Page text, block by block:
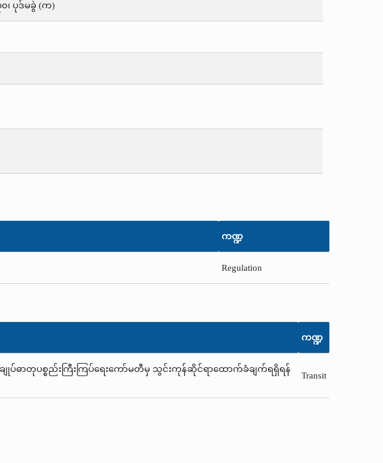
၀၊ ပုဒ်မခွဲ (က)
ကဏ္ဍ
Regulation
ကဏ္ဍ
ျုပ်ဓာတုပစ္စည်းကြီးကြပ်ရေးကော်မတီမှ သွင်းကုန်ဆိုင်ရာထောက်ခံချက်ရရှိရန်
Transit